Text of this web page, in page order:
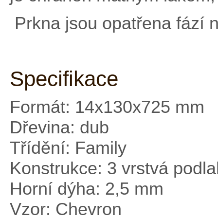
Prkna jsou opatřena fází
Specifikace
Formát: 14x130x725 mm
Dřevina: dub
Třídění: Family
Konstrukce: 3 vrstvá
Horní dýha: 2,5 mm
Vzor: Chevron